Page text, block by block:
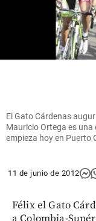
El Gato Cárdenas
Mauricio Ortega es una
empieza hoy en Puerto
11 de junio de 2012
Félix el Gato
a Colombia-